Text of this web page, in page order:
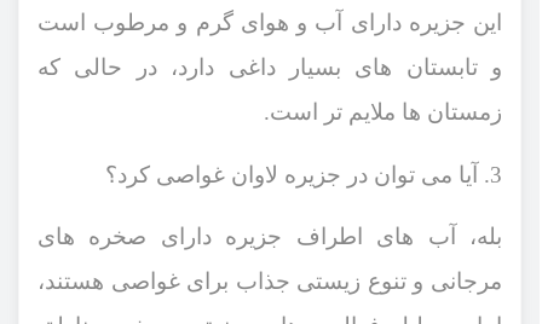
این جزیره دارای آب‌ و‌ هوای گرم و مرطوب است
و تابستان ‌های بسیار داغی دارد، در حالی که
زمستان‌ ها ملایم‌ تر است.
3. آیا می ‌توان در جزیره لاوان غواصی کرد؟
بله، آب ‌های اطراف جزیره دارای صخره‌ های
مرجانی و تنوع زیستی جذاب برای غواصی هستند،